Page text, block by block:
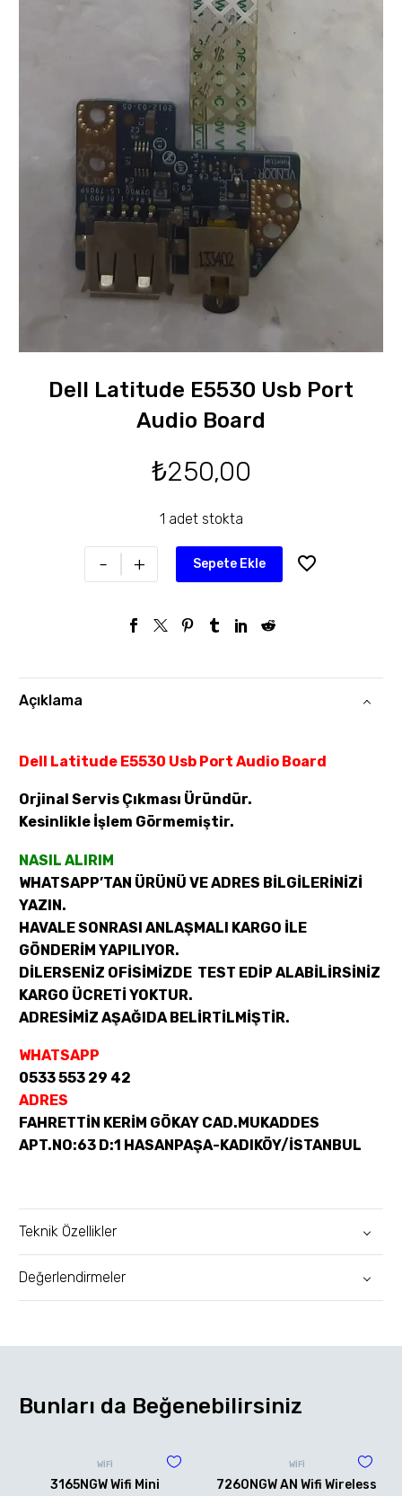
Dell Latitude E5530 Usb Port
Audio Board
₺250,00
1 adet stokta
- + Sepete Ekle
Açıklama
Dell Latitude E5530 Usb Port Audio Board
Orjinal Servis Çıkması Üründür.
Kesinlikle İşlem Görmemiştir.
NASIL ALIRIM
WHATSAPP’TAN ÜRÜNÜ VE ADRES BİLGİLERİNİZİ
YAZIN.
HAVALE SONRASI ANLAŞMALI KARGO İLE
GÖNDERİM YAPILIYOR.
DİLERSENİZ OFİSİMİZDE TEST EDİP ALABİLİRSİNİZ
KARGO ÜCRETİ YOKTUR.
ADRESİMİZ AŞAĞIDA BELİRTİLMİŞTİR.
WHATSAPP
0533 553 29 42
ADRES
FAHRETTİN KERİM GÖKAY CAD.MUKADDES
APT.NO:63 D:1 HASANPAŞA-KADIKÖY/İSTANBUL
Teknik Özellikler
Değerlendirmeler
Bunları da Beğenebilirsiniz
WİFİ
3165NGW Wifi Mini
WİFİ
7260NGW AN Wifi Wireless